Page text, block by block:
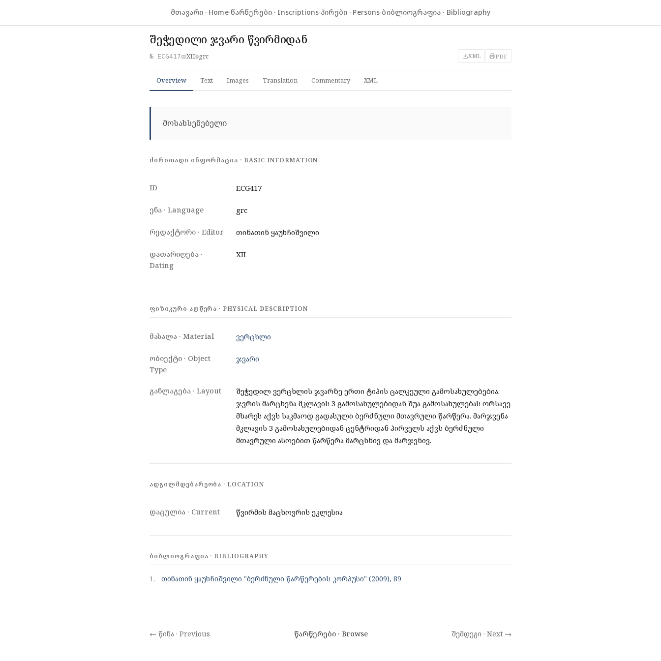
მთავარი · Home·წარწერები · Inscriptions·პირები · Persons·ბიბლიოგრაფია · Bibliography
შეჭედილი ჯვარი წვირმიდან
№ ECG417📅XII🌐grc XML PDF
Overview Text Images Translation Commentary XML
მოსახსენებელი
ᲫᲘᲠᲘᲗᲐᲓᲘ ᲘᲜᲤᲝᲠᲛᲐᲪᲘᲐ · BASIC INFORMATION
ID ECG417
ენა · Language grc
რედაქტორი · Editor თინათინ ყაუხჩიშვილი
დათარიღება ·
Dating
XII
ᲤᲘᲖᲘᲙᲣᲠᲘ ᲐᲦᲬᲔᲠᲐ · PHYSICAL DESCRIPTION
მასალა · Material ვერცხლი
ობიექტი · Object
Type
ჯვარი
განლაგება · Layout
შეჭედილ ვერცხლის ჯვარზე ერთი ტიპის ცალკეული გამოსახულებებია.
ჯვრის მარცხენა მკლავის 3 გამოსახულებიდან შუა გამოსახულებას ორსავე
მხარეს აქვს საკმაოდ გადასული ბერძნული მთავრული წარწერა. მარჯვენა
მკლავის 3 გამოსახულებიდან ცენტრიდან პირველს აქვს ბერძნული
მთავრული ასოებით წარწერა მარცხნივ და მარჯვნივ.
ᲐᲓᲒᲘᲚᲛᲓᲔᲑᲐᲠᲔᲝᲑᲐ · LOCATION
დაცულია · Current წვირმის მაცხოვრის ეკლესია
ᲑᲘᲑᲚᲘᲝᲒᲠᲐᲤᲘᲐ · BIBLIOGRAPHY
1. თინათინ ყაუხჩიშვილი "ბერძნული წარწერების კორპუსი" (2009), 89
← წინა · Previous წარწერები · Browse შემდეგი · Next →